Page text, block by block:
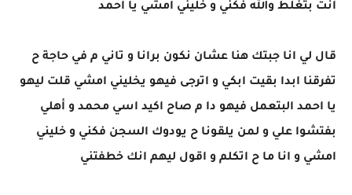
انت بتغلط والله فكني و خليني امشي يا احمد
قال لي انا جبتك هنا عشان نكون برانا و تاني م في حاجة ح
تفرقنا ابدا بقيت ابكي و اترجى فيهو يخليني امشي قلت ليهو
يا احمد البتعمل فيهو دا م صاح اكيد اسي محمد و أهلي
بفتشوا علي و لمن يلقونا ح يودوك السجن فكني و خليني
امشي و انا ما ح اتكلم و اقول ليهم انك خطفتني